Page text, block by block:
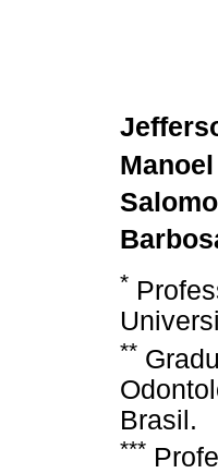
*
**
Brasil.
***